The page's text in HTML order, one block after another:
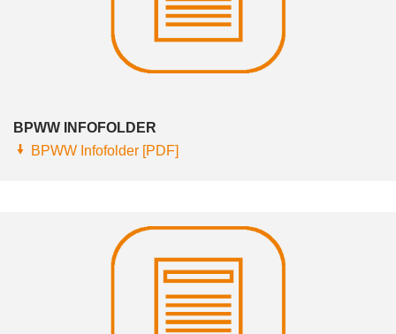
BPWW INFOFOLDER
BPWW Infofolder [PDF]